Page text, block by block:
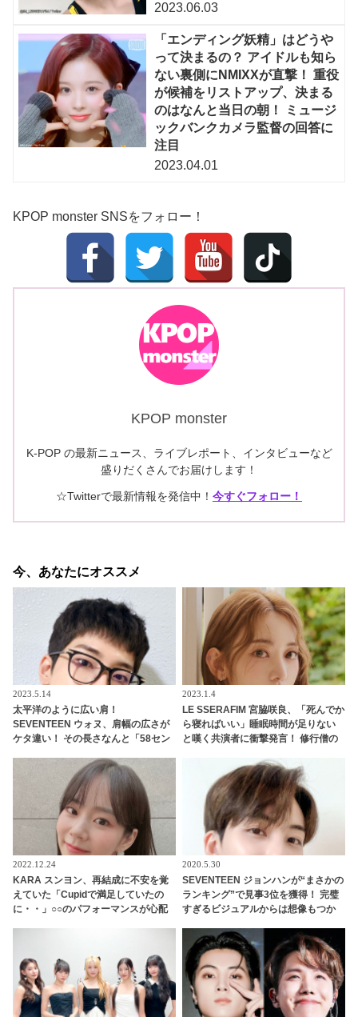
2023.06.03
「エンディング妖精」はどうや
って決まるの？ アイドルも知ら
ない裏側にNMIXXが直撃！ 重役
が候補をリストアップ、決まる
のはなんと当日の朝！ ミュージ
ックバンクカメラ監督の回答に
注目
2023.04.01
KPOP monster SNSをフォロー！
KPOP monster
K-POP の最新ニュース、ライブレポート、インタビューなど
盛りだくさんでお届けします！
☆Twitterで最新情報を発信中！ 今すぐフォロー！
今、あなたにオススメ
2023.5.14
太平洋のように広い肩！
SEVENTEEN ウォヌ、肩幅の広さが
ケタ違い！ その長さなんと「58セン
胸キュンするファン続出
2023.1.4
LE SSERAFIM 宮脇咲良、「死んでか
ら寝ればいい」睡眠時間が足りない
と嘆く共演者に衝撃発言！ 修行僧の
ぎる姿勢に啞然
2022.12.24
KARA スンヨン、再結成に不安を覚
えていた「Cupidで満足していたの
に・・」○○のパフォーマンスが心配
2020.5.30
SEVENTEEN ジョンハンが“まさかの
ランキング”で見事3位を獲得！ 完璧
すぎるビジュアルからは想像もつか
に… 見る人を唖然とさせたジョンハ
ンの意外な一面にファン大爆笑